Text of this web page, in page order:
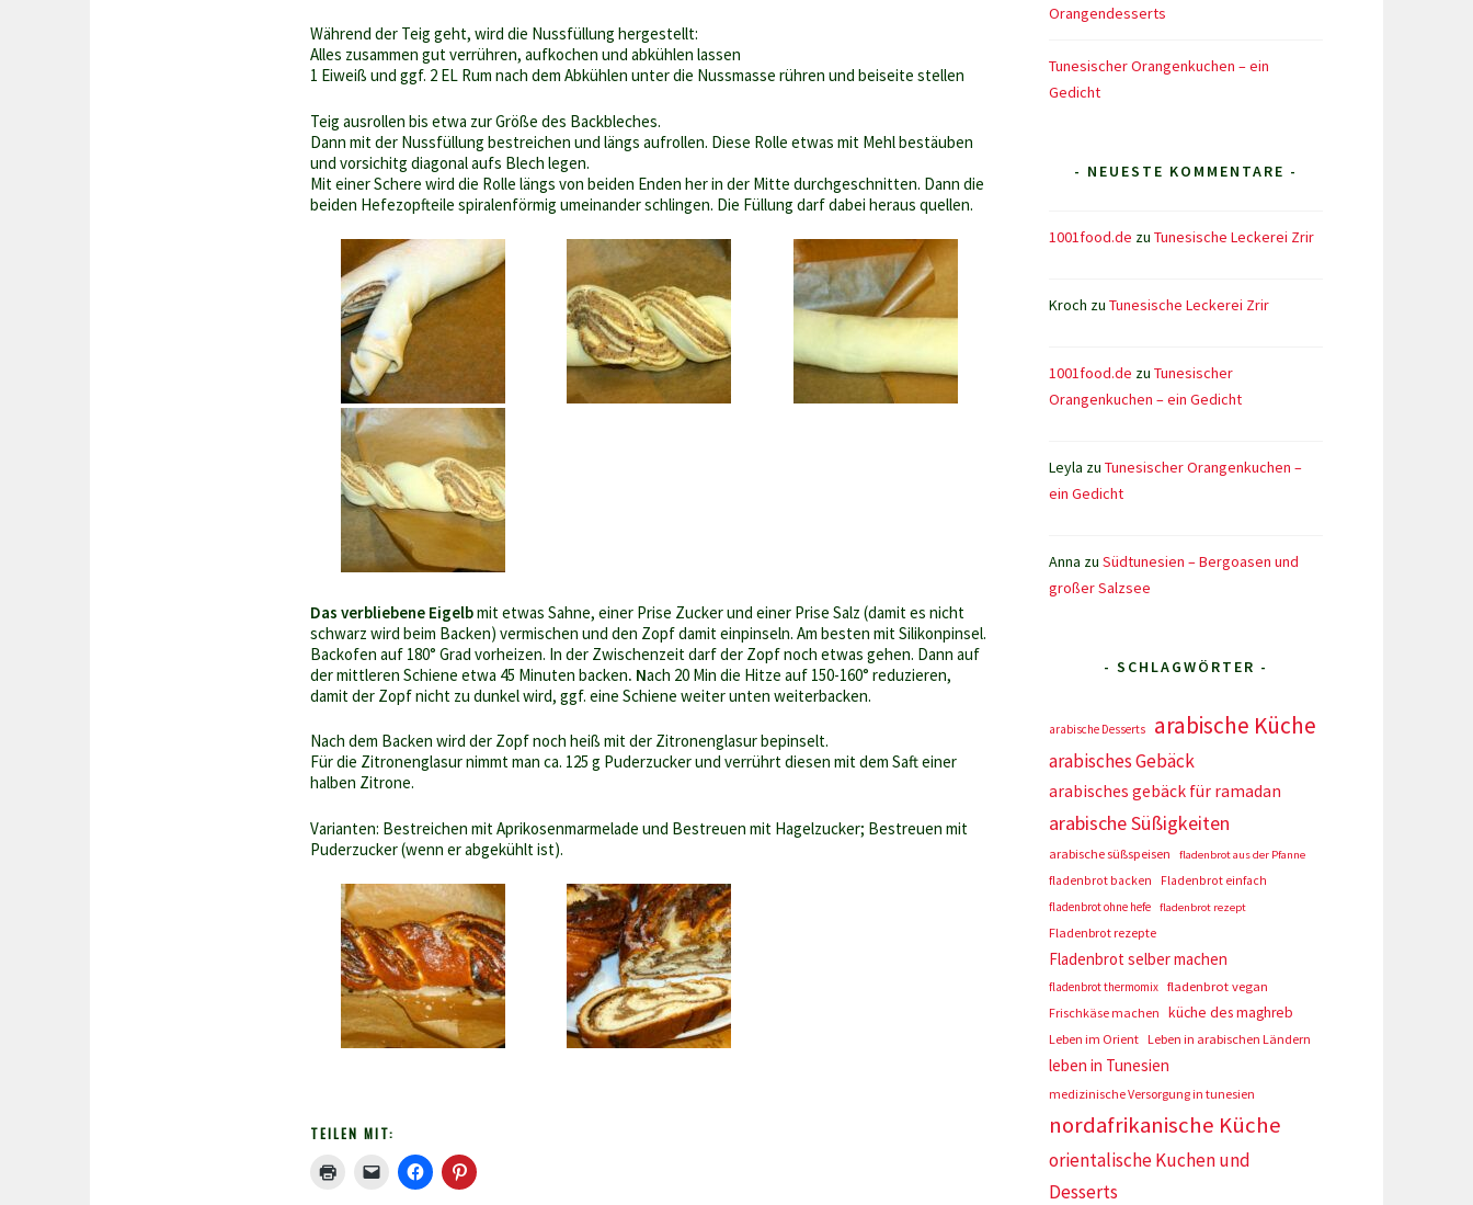
Während der Teig geht, wird die Nussfüllung hergestellt:
Alles zusammen gut verrühren, aufkochen und abkühlen lassen
1 Eiweiß und ggf. 2 EL Rum nach dem Abkühlen unter die Nussmasse rühren und beiseite stellen
Teig ausrollen bis etwa zur Größe des Backbleches.
Dann mit der Nussfüllung bestreichen und längs aufrollen. Diese Rolle etwas mit Mehl bestäuben
und vorsichitg diagonal aufs Blech legen.
Mit einer Schere wird die Rolle längs von beiden Enden her in der Mitte durchgeschnitten. Dann die
beiden Hefezopfteile spiralenförmig umeinander schlingen. Die Füllung darf dabei heraus quellen.
Das verbliebene Eigelbmit etwas Sahne, einer Prise Zucker und einer Prise Salz (damit es nicht
schwarz wird beim Backen) vermischen und den Zopf damit einpinseln. Am besten mit Silikonpinsel.
Backofen auf 180° Grad vorheizen. In der Zwischenzeit darf der Zopf noch etwas gehen. Dann auf
der mittleren Schiene etwa 45 Minuten backen. Nach 20 Min die Hitze auf 150-160° reduzieren,
damit der Zopf nicht zu dunkel wird, ggf. eine Schiene weiter unten weiterbacken.
Nach dem Backen wird der Zopf noch heiß mit der Zitronenglasur bepinselt.
Für die Zitronenglasur nimmt man ca. 125 g Puderzucker und verrührt diesen mit dem Saft einer
halben Zitrone.
Varianten: Bestreichen mit Aprikosenmarmelade und Bestreuen mit Hagelzucker; Bestreuen mit
Puderzucker (wenn er abgekühlt ist).
TEILEN MIT:
Orangendesserts
Tunesischer Orangenkuchen – ein
Gedicht
- NEUESTE KOMMENTARE -
1001food.de zu Tunesische Leckerei Zrir
Kroch zu Tunesische Leckerei Zrir
1001food.de zu Tunesischer
Orangenkuchen – ein Gedicht
Leyla zu Tunesischer Orangenkuchen –
ein Gedicht
Anna zu Südtunesien – Bergoasen und
großer Salzsee
- SCHLAGWÖRTER -
arabische Desserts arabische Küche
arabisches Gebäck
arabisches gebäck für ramadan
arabische Süßigkeiten
arabische süßspeisen fladenbrot aus der Pfanne
fladenbrot backen
Fladenbrot einfach
fladenbrot ohne hefe
fladenbrot rezept
Fladenbrot rezepte
Fladenbrot selber machen
fladenbrot thermomix fladenbrot vegan
Frischkäse machen küche des maghreb
Leben im Orient Leben in arabischen Ländern
leben in Tunesien
medizinische Versorgung in tunesien
nordafrikanische Küche
orientalische Kuchen und
Desserts